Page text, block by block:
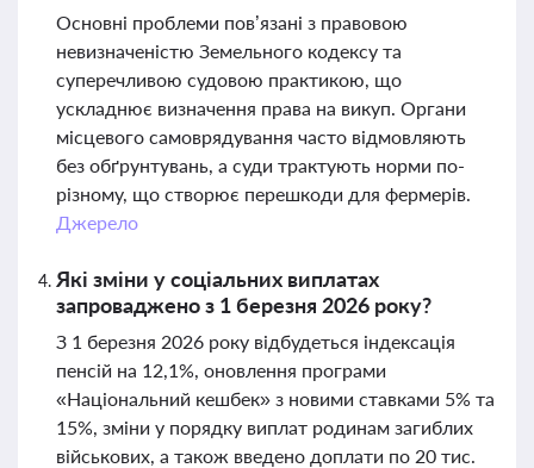
Основні проблеми пов’язані з правовою
невизначеністю Земельного кодексу та
суперечливою судовою практикою, що
ускладнює визначення права на викуп. Органи
місцевого самоврядування часто відмовляють
без обґрунтувань, а суди трактують норми по-
різному, що створює перешкоди для фермерів.
Джерело
Які зміни у соціальних виплатах
запроваджено з 1 березня 2026 року?
З 1 березня 2026 року відбудеться індексація
пенсій на 12,1%, оновлення програми
«Національний кешбек» з новими ставками 5% та
15%, зміни у порядку виплат родинам загиблих
військових, а також введено доплати по 20 тис.